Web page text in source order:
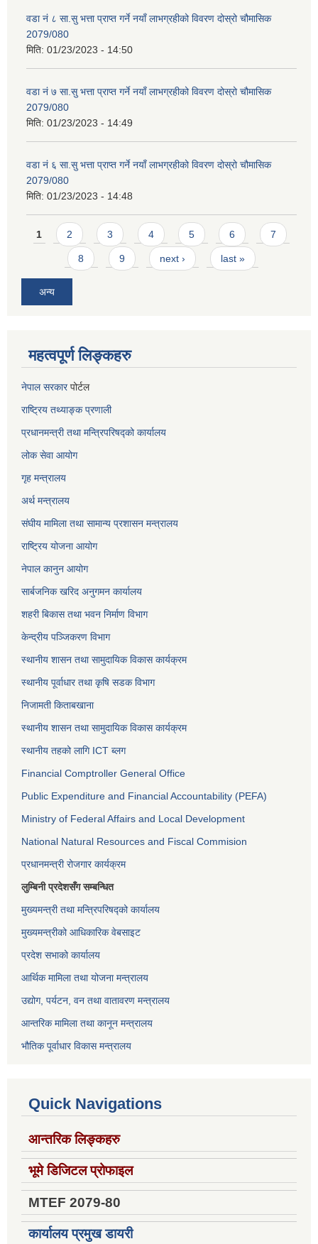
वडा नं ८ सा.सु भत्ता प्राप्त गर्ने नयाँ लाभग्रहीको विवरण दोस्रो चौमासिक
2079/080
मिति: 01/23/2023 - 14:50
वडा नं ७ सा.सु भत्ता प्राप्त गर्ने नयाँ लाभग्रहीको विवरण दोस्रो चौमासिक
2079/080
मिति: 01/23/2023 - 14:49
वडा नं ६ सा.सु भत्ता प्राप्त गर्ने नयाँ लाभग्रहीको विवरण दोस्रो चौमासिक
2079/080
मिति: 01/23/2023 - 14:48
Pages
1 2 3 4 5 6 7
8 9 next › last »
अन्य
महत्वपूर्ण लिङ्कहरु
नेपाल सरकारपोर्टल
राष्ट्रिय तथ्याङ्क प्रणाली
प्रधानमन्त्री तथा मन्त्रिपरिषद्को कार्यालय
लोक सेवाआयोग
गृह मन्त्रालय
अर्थ मन्त्रालय
संघीय मामिला तथा सामान्य प्रशासन मन्त्रालय
राष्ट्रिय योजना आयोग
नेपाल कानुन आयोग
सार्बजनिक खरिद अनुगमन कार्यालय
शहरी बिकास तथा भवन निर्माण विभाग
केन्द्रीय पञ्जिकरण विभाग
स्थानीय शासन तथा सामुदायिक विकास कार्यक्रम
स्थानीय पूर्वाधार तथा कृषि सडक विभाग
निजामती किताबखाना
स्थानीय शासन तथा सामुदायिक विकास कार्यक्रम
स्थानीय तहको लागि ICT ब्लग
Financial Comptroller General Office
Public Expenditure and Financial Accountability (PEFA)
Ministry of Federal Affairs and Local Development
National Natural Resources and Fiscal Commision
प्रधानमन्त्री रोजगार कार्यक्रम
लुम्बिनी प्रदेशसँग सम्बन्धित
मुख्यमन्त्री तथा मन्त्रिपरिषद्को कार्यालय
मुख्यमन्त्रीको आधिकारिक वेबसाइट
प्रदेश सभाको कार्यालय
आर्थिक मामिला तथा योजना मन्त्रालय
उद्योग, पर्यटन, वन तथा वातावरण मन्त्रालय
आन्तरिक मामिला तथा कानून मन्त्रालय
भौतिक पूर्वाधार विकास मन्त्रालय
Quick Navigations
आन्तरिक लिङ्कहरु
भूमे डिजिटल प्रोफाइल
MTEF 2079-80
कार्यालय प्रमुख डायरी